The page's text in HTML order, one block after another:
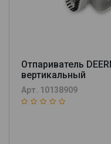
Отпариватель
вертикальный
Арт. 10138909